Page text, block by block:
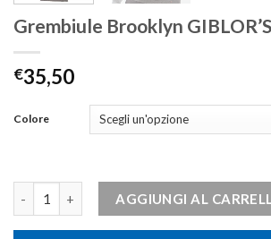
Grembiule Brooklyn GIBLOR’S
€35,50
Colore
AGGIUNGI AL